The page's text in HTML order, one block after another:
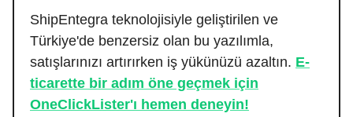
ShipEntegra teknolojisiyle geliştirilen ve
Türkiye'de benzersiz olan bu yazılımla,
satışlarınızı artırırken iş yükünüzü azaltın. E-
ticarette bir adım öne geçmek için
OneClickLister'ı hemen deneyin!